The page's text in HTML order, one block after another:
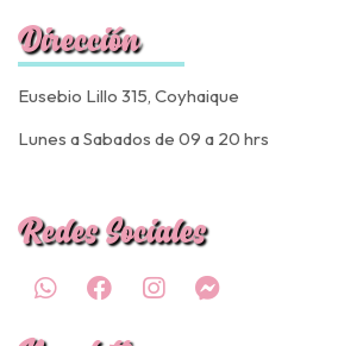
Dirección
Eusebio Lillo 315, Coyhaique
Lunes a Sabados de 09 a 20 hrs
Redes Sociales